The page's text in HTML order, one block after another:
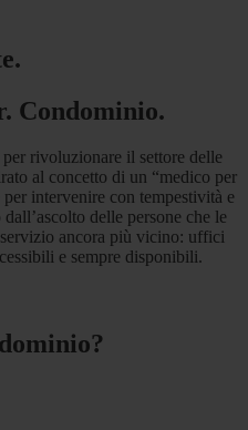
Condominio.
rivoluzionare il settore delle
al concetto di un “medico per
intervenire con tempestività e
delle persone che le
ancora più vicino: uffici
e sempre disponibili.